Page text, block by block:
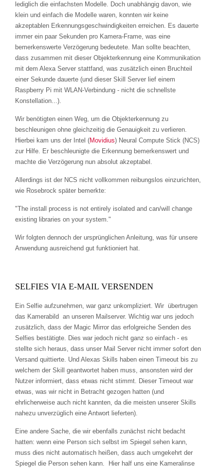
lediglich die einfachsten Modelle. Doch unabhängig davon, wie
klein und einfach die Modelle waren, konnten wir keine
akzeptablen Erkennungsgeschwindigkeiten erreichen. Es dauerte
immer ein paar Sekunden pro Kamera-Frame, was eine
bemerkenswerte Verzögerung bedeutete. Man sollte beachten,
dass zusammen mit dieser Objekterkennung eine Kommunikation
mit dem Alexa Server stattfand, was zusätzlich einen Bruchteil
einer Sekunde dauerte (und dieser Skill Server lief einem
Raspberry Pi mit WLAN-Verbindung - nicht die schnellste
Konstellation...).
Wir benötigten einen Weg, um die Objekterkennung zu
beschleunigen ohne gleichzeitig die Genauigkeit zu verlieren.
Hierbei kam uns der Intel (Movidius) Neural Compute Stick (NCS)
zur Hilfe. Er beschleunigte die Erkennung bemerkenswert und
machte die Verzögerung nun absolut akzeptabel.
Allerdings ist der NCS nicht vollkommen reibungslos einzurichten,
wie Rosebrock später bemerkte:
"The install process is not entirely isolated and can/will change
existing libraries on your system."
Wir folgten dennoch der ursprünglichen Anleitung, was für unsere
Anwendung ausreichend gut funktioniert hat.
SELFIES VIA E-MAIL VERSENDEN
Ein Selfie aufzunehmen, war ganz unkompliziert. Wir übertrugen
das Kamerabild an unseren Mailserver. Wichtig war uns jedoch
zusätzlich, dass der Magic Mirror das erfolgreiche Senden des
Selfies bestätigte. Dies war jedoch nicht ganz so einfach - es
stellte sich heraus, dass unser Mail Server nicht immer sofort den
Versand quittierte. Und Alexas Skills haben einen Timeout bis zu
welchem der Skill geantwortet haben muss, ansonsten wird der
Nutzer informiert, dass etwas nicht stimmt. Dieser Timeout war
etwas, was wir nicht in Betracht gezogen hatten (und
ehrlicherweise auch nicht kannten, da die meisten unserer Skills
nahezu unverzüglich eine Antwort lieferten).
Eine andere Sache, die wir ebenfalls zunächst nicht bedacht
hatten: wenn eine Person sich selbst im Spiegel sehen kann,
muss dies nicht automatisch heißen, dass auch umgekehrt der
Spiegel die Person sehen kann. Hier half uns eine Kameralinse